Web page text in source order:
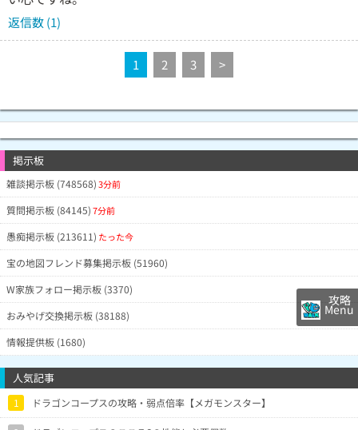
返信数 (1)
1 2 3 >
攻略
Menu
掲示板
雑談掲示板 (748568)3分前
質問掲示板 (84145)7分前
愚痴掲示板 (213611) たった今
宝の地図フレンド募集掲示板 (51960)
W家族フォロー掲示板 (3370)
おみやげ交換掲示板 (38188)
情報提供板 (1680)
人気記事
1 ドラゴンコープスの攻略・弱点倍率【メガモンスター】